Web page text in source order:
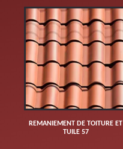
REMANIEMENT DE TOITURE ET
TUILE 57